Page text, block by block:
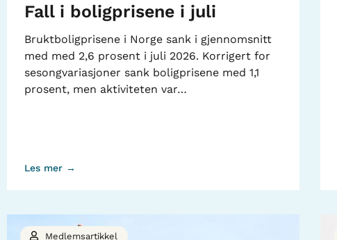
Fall i boligprisene i juli
Bruktboligprisene i Norge sank i gjennomsnitt
med med 2,6 prosent i juli 2026. Korrigert for
sesongvariasjoner sank boligprisene med 1,1
prosent, men aktiviteten var…
Les mer →
Medlemsartikkel